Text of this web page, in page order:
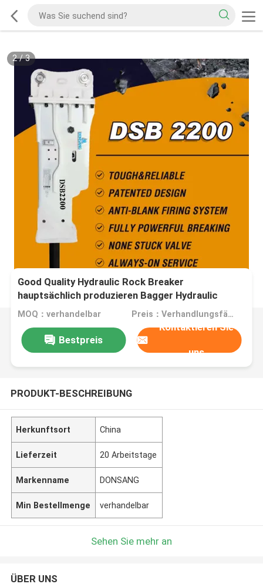
2/3
Good Quality Hydraulic Rock Breaker
hauptsächlich produzieren Bagger Hydraulic
Breaker Hammer OEM-Fabrik
MOQ：verhandelbar Preis：Verhandlungsfähig
Bestpreis
Kontaktieren Sie
uns
PRODUKT-BESCHREIBUNG
Herkunftsort China
Lieferzeit 20 Arbeitstage
Markenname DONSANG
Min Bestellmenge verhandelbar
Sehen Sie mehr an
ÜBER UNS